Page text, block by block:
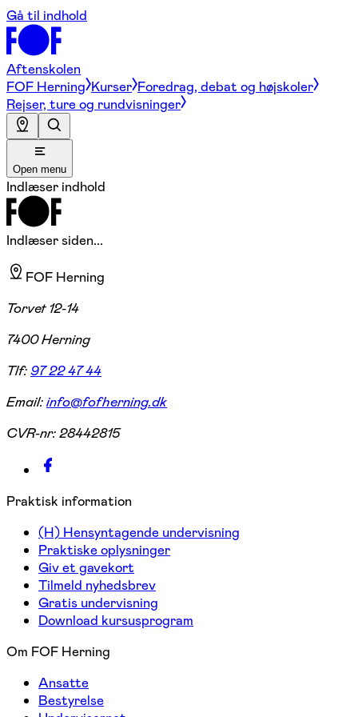
Gå til indhold
Aftenskolen
FOF Herning Kurser Foredrag, debat og højskoler
Rejser, ture og rundvisninger
Open menu
Indlæser indhold
Indlæser siden...
FOF Herning
Torvet 12-14
7400 Herning
Tlf:97 22 47 44
Email:info@fofherning.dk
CVR-nr:28442815
Praktisk information
(H) Hensyntagende undervisning
Praktiske oplysninger
Giv et gavekort
Tilmeld nyhedsbrev
Gratis undervisning
Download kursusprogram
Om FOF Herning
Ansatte
Bestyrelse